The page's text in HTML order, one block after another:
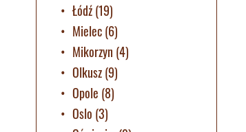
Łódź(19)
Mielec(6)
Mikorzyn (4)
Olkusz(9)
Opole (8)
Oslo (3)